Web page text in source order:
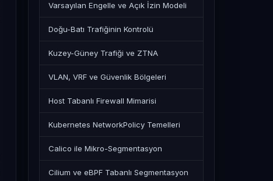
Varsayılan Engelle ve Açık İzin Modeli
Doğu-Batı Trafiğinin Kontrolü
Kuzey-Güney Trafiği ve ZTNA
VLAN, VRF ve Güvenlik Bölgeleri
Host Tabanlı Firewall Mimarisi
Kubernetes NetworkPolicy Temelleri
Calico ile Mikro-Segmentasyon
Cilium ve eBPF Tabanlı Segmentasyon